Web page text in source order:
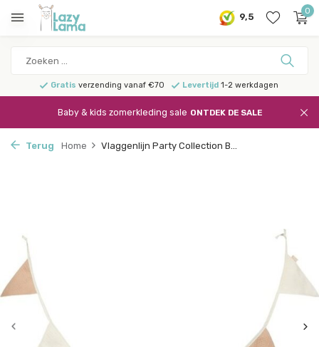
9,5
0
Gratis verzending vanaf €70 Levertijd1-2 werkdagen
Baby & kids zomerkleding sale ONTDEK DE SALE
Terug Home Vlaggenlijn Party Collection B...